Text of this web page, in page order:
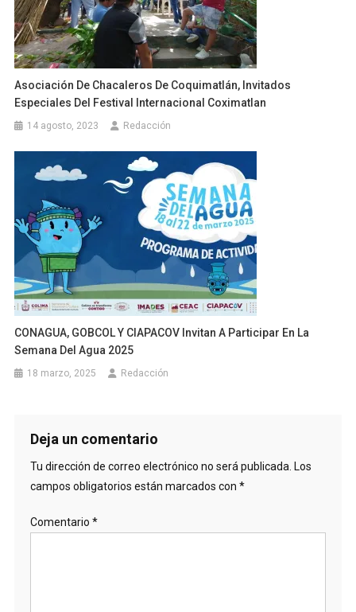
Asociación De Chacaleros De Coquimatlán, Invitados
Especiales Del Festival Internacional Coximatlan
14 agosto, 2023 Redacción
CONAGUA, GOBCOL Y CIAPACOV Invitan A Participar En La
Semana Del Agua 2025
18 marzo, 2025 Redacción
Deja un comentario
Tu dirección de correo electrónico no será publicada. Los
campos obligatorios están marcados con *
Comentario *